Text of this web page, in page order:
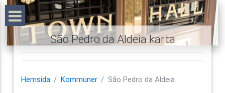
São Pedro da Aldeia karta
Hemsida Kommuner São Pedro da Aldeia